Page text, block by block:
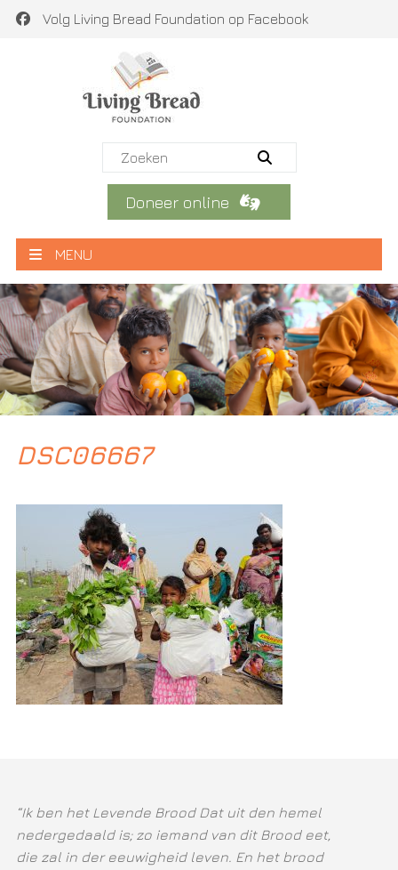
Volg Living Bread Foundation op Facebook
Doneer online
MENU
DSC06667
“Ik ben het Levende Brood Dat uit den hemel
nedergedaald is; zo iemand van dit Brood eet,
die zal in der eeuwigheid leven. En het brood